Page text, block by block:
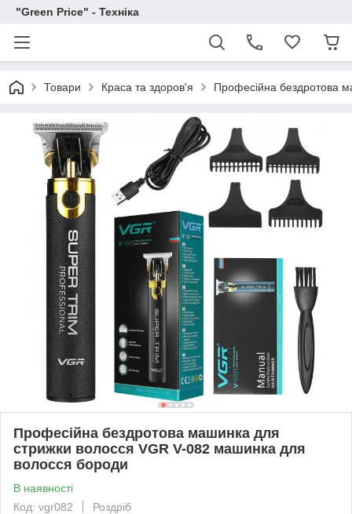
"Green Price" - Техніка
Товари Краса та здоров'я Професійна бездротова
Професійна бездротова машинка для
стрижки волосся VGR V-082 машинка для
волосся бороди
В наявності
Код: vgr082
Роздріб